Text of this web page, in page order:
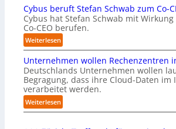
u
f
d
i
e
m
p
l
e
m
e
-
K
o
m
i
s
s
i
o
n
t
Cybus beruft Stefan Schwab zum Co-
Cybus hat Stefan Schwab mit
Co-CEO berufen.
Weiterlesen:
C
y
b
u
s
b
e
Unternehmen wollen Rechenzentren
Deutschlands Unternehmen wollen
Begragung, dass ihre Cloud-Daten im
verarbeitet werden.
Weiterlesen:
U